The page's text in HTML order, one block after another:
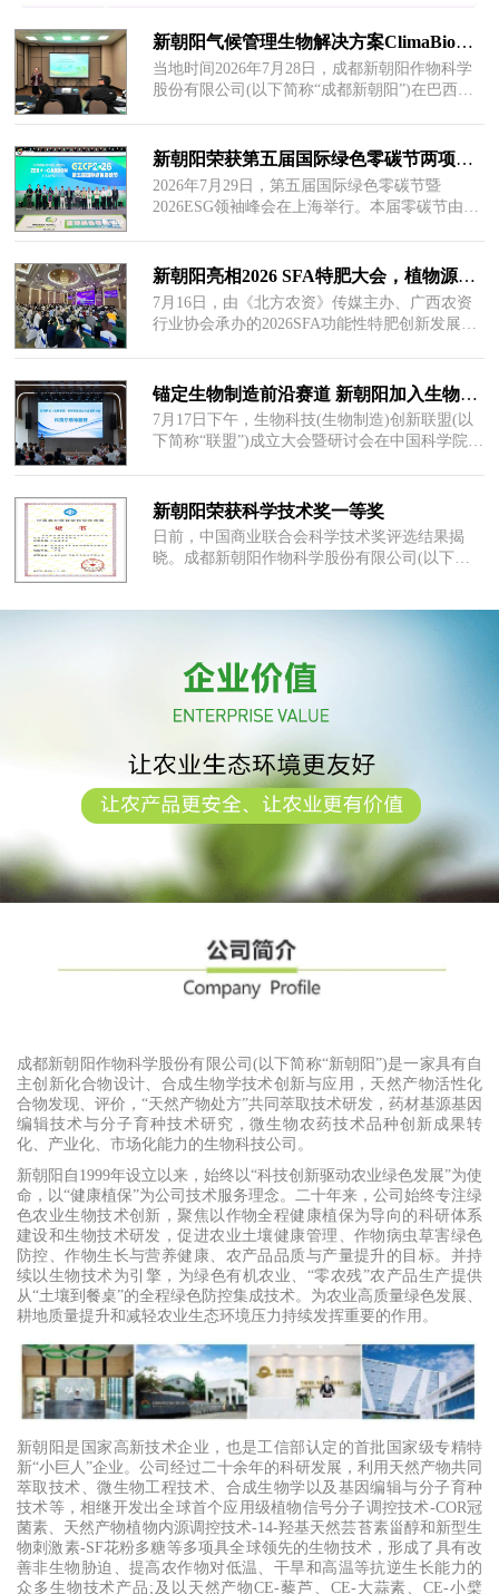
新朝阳气候管理生物解决方案ClimaBio™在巴西全球首发
当地时间2026年7月28日，成都新朝阳作物科学
股份有限公司(以下简称“成都新朝阳”)在巴西坎
详情
新朝阳荣获第五届国际绿色零碳节两项大奖，农业生物科技引领绿色低碳实践
2026年7月29日，第五届国际绿色零碳节暨
2026ESG领袖峰会在上海举行。本届零碳节由数
详情
新朝阳亮相2026 SFA特肥大会，植物源生物刺激素母料赋能产业升级
7月16日，由《北方农资》传媒主办、广西农资
行业协会承办的2026SFA功能性特肥创新发展大
详情
锚定生物制造前沿赛道 新朝阳加入生物科技（生物制造）创新联盟
7月17日下午，生物科技(生物制造)创新联盟(以
下简称“联盟”)成立大会暨研讨会在中国科学院成
详情
新朝阳荣获科学技术奖一等奖
日前，中国商业联合会科学技术奖评选结果揭
晓。成都新朝阳作物科学股份有限公司(以下简
成都新朝阳作物科学股份有限公司(以下简称“新朝阳”)是一家具有自
主创新化合物设计、合成生物学技术创新与应用，天然产物活性化
合物发现、评价，“天然产物处方”共同萃取技术研发，药材基源基因
编辑技术与分子育种技术研究，微生物农药技术品种创新成果转
化、产业化、市场化能力的生物科技公司。
新朝阳自1999年设立以来，始终以“科技创新驱动农业绿色发展”为使
命，以“健康植保”为公司技术服务理念。二十年来，公司始终专注绿
色农业生物技术创新，聚焦以作物全程健康植保为导向的科研体系
建设和生物技术研发，促进农业土壤健康管理、作物病虫草害绿色
防控、作物生长与营养健康、农产品品质与产量提升的目标。并持
续以生物技术为引擎，为绿色有机农业、“零农残”农产品生产提供
从“土壤到餐桌”的全程绿色防控集成技术。为农业高质量绿色发展、
耕地质量提升和减轻农业生态环境压力持续发挥重要的作用。
新朝阳是国家高新技术企业，也是工信部认定的首批国家级专精特
新“小巨人”企业。公司经过二十余年的科研发展，利用天然产物共同
萃取技术、微生物工程技术、合成生物学以及基因编辑与分子育种
技术等，相继开发出全球首个应用级植物信号分子调控技术-COR冠
菌素、天然产物植物内源调控技术-14-羟基天然芸苔素甾醇和新型生
物刺激素-SF花粉多糖等多项具全球领先的生物技术，形成了具有改
善非生物胁迫、提高农作物对低温、干旱和高温等抗逆生长能力的
众多生物技术产品;及以天然产物CE-藜芦、CE-大蒜素、CE-小檗